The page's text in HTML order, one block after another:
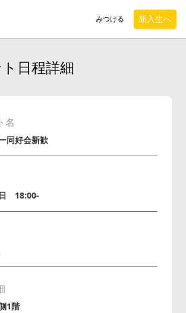
みつける 新入生へ
日程詳細
名
同好会新歓
18:00-
1階